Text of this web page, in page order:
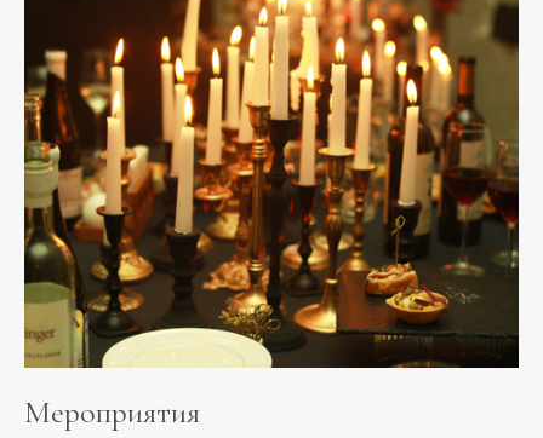
Мероприятия